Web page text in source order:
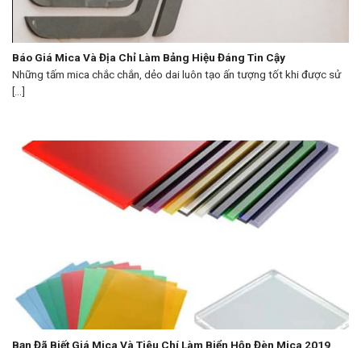
Báo Giá Mica Và Địa Chỉ Làm Bảng Hiệu Đáng Tin Cậy
Những tấm mica chắc chắn, dẻo dai luôn tạo ấn tượng tốt khi được sử
[...]
Bạn Đã Biết Giá Mica Và Tiêu Chí Làm Biển Hộp Đèn Mica 2019